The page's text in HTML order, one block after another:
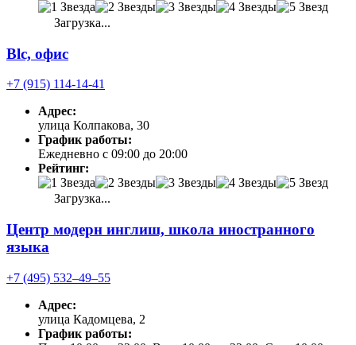
Загрузка...
Blc, офис
+7 (915) 114-14-41
Адрес:
улица Колпакова, 30
График работы:
Ежедневно с 09:00 до 20:00
Рейтинг:
Загрузка...
Центр модерн инглиш, школа иностранного
языка
+7 (495) 532‒49‒55
Адрес:
улица Кадомцева, 2
График работы: